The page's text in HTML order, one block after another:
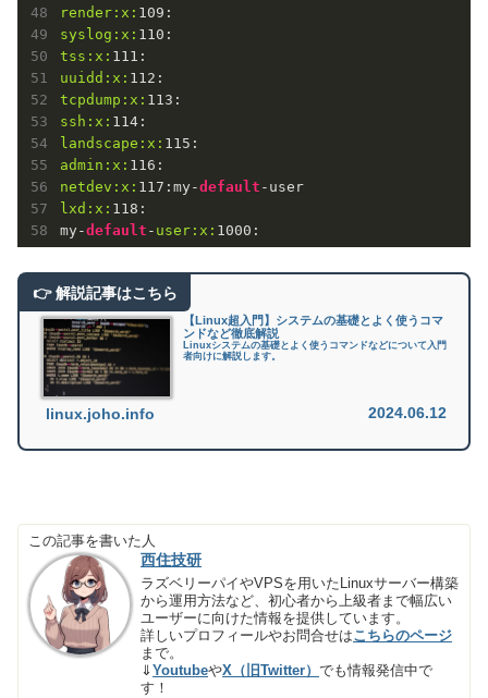
render: x: 109
syslog: x: 110
tss: x: 111
uuidd: x: 112
tcpdump: x: 113
ssh: x: 114
landscape: x: 115
admin: x: 116
netdev: x: 117 :my-default
lxd: x: 118 :
my-default - user: x: 1000
【Linux超入門】システムの基礎とよく使うコマ
ンドなど徹底解説
Linuxシステムの基礎とよく使うコマンドなどについて入門
者向けに解説します。
linux.joho.info 2024.06.12
この記事を書いた人
西住技研
ラズベリーパイやVPSを用いたLinuxサーバー構築
から運用方法など、初心者から上級者まで幅広い
ユーザーに向けた情報を提供しています。
詳しいプロフィールやお問合せはこちらのページ
まで。
⇓ YoutubeやX（旧Twitter）でも情報発信中で
す！